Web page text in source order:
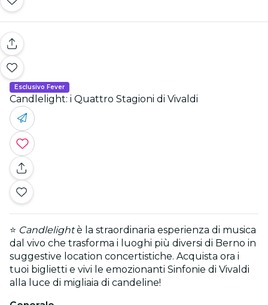
Esclusivo Fever
Candlelight: i Quattro Stagioni di Vivaldi
⭐ Candlelightè la straordinaria esperienza di musica
dal vivo che trasforma i luoghi più diversi di Berno in
suggestive location concertistiche. Acquista ora i
tuoi biglietti e vivi le emozionanti Sinfonie di Vivaldi
alla luce di migliaia di candeline!